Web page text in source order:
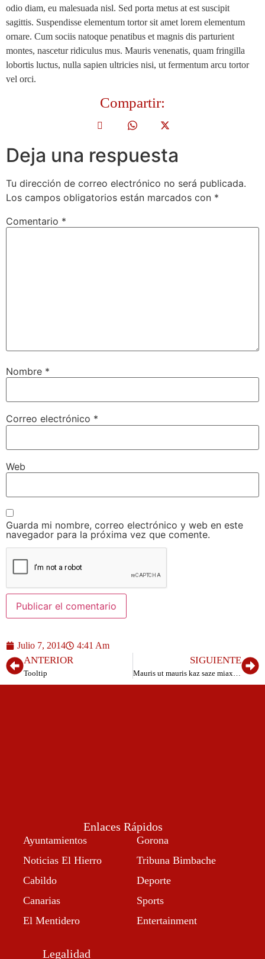
odio diam, eu malesuada nisl. Sed porta metus at est suscipit
sagittis. Suspendisse elementum tortor sit amet lorem elementum
ornare. Cum sociis natoque penatibus et magnis dis parturient
montes, nascetur ridiculus mus. Mauris venenatis, quam fringilla
lobortis luctus, nulla sapien ultricies nisi, ut fermentum arcu tortor
vel orci.
Compartir:
Deja una respuesta
Tu dirección de correo electrónico no será publicada.
Los campos obligatorios están marcados con *
Comentario *
Nombre *
Correo electrónico *
Web
Guarda mi nombre, correo electrónico y web en este
navegador para la próxima vez que comente.
Julio 7, 2014 4:41 Am
ANTERIOR
Tooltip
SIGUIENTE
Mauris ut mauris kaz saze miax catem pos
Enlaces Rápidos
Ayuntamientos
Noticias El Hierro
Cabildo
Canarias
El Mentidero
Gorona
Tribuna Bimbache
Deporte
Sports
Entertainment
Legalidad